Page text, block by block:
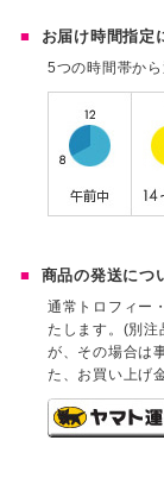
お届け時間指定
5つの時間帯か
商品の発送につ
通常トロフィー
たします。(別注
が、その場合は
た、お買い上げ